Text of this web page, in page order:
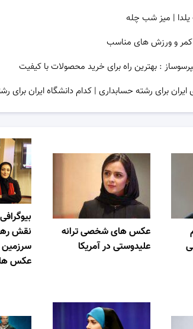
یلدا | میز شب چله
کمر و ورزش های مناسب
: بهترین راه برای خرید محصولات با کیفیت
ایران برای رشته حسابداری | کدام دانشگاه ایران
نقش
عکس
عکس های شخصی ترانه
علیدوستی در آمریکا